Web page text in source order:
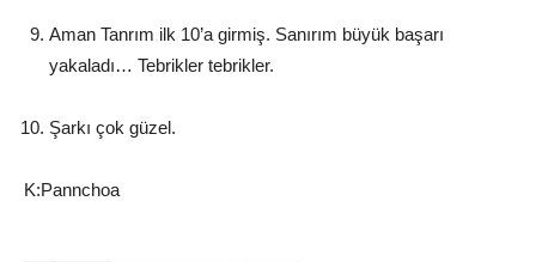
Aman Tanrım ilk 10’a girmiş. Sanırım büyük başarı
yakaladı… Tebrikler tebrikler.
Şarkı çok güzel.
K:Pannchoa